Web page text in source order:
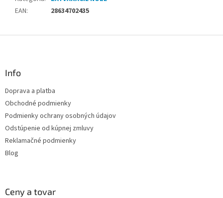
EAN: 28634702435
Info
Doprava a platba
Obchodné podmienky
Podmienky ochrany osobných údajov
Odstúpenie od kúpnej zmluvy
Reklamačné podmienky
Blog
Ceny a tovar